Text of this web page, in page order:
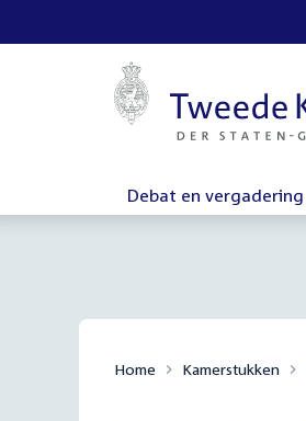
Debat en vergadering
Home Kamerstukken